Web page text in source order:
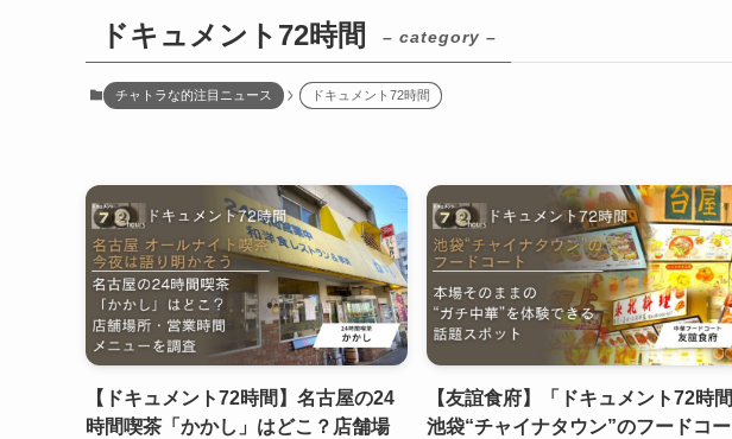
ドキュメント72時間 – category –
チャトラな的注目ニュース ドキュメント72時間
【ドキュメント72時間】名古屋の24
時間喫茶「かかし」はどこ？店舗場
【友誼食府】「ドキュメント72時間
池袋“チャイナタウン”のフードコー